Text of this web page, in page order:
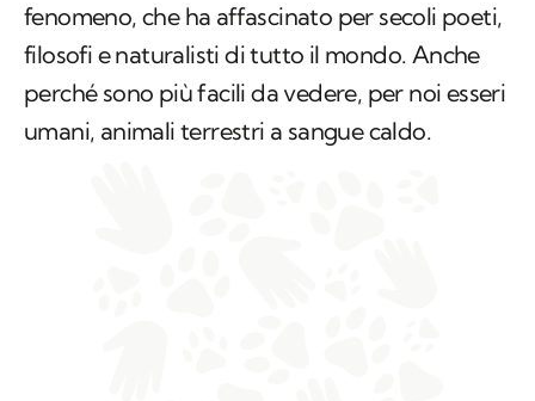
fenomeno, che ha affascinato per secoli poeti,
filosofi e naturalisti di tutto il mondo. Anche
perché sono più facili da vedere, per noi esseri
umani, animali terrestri a sangue caldo.